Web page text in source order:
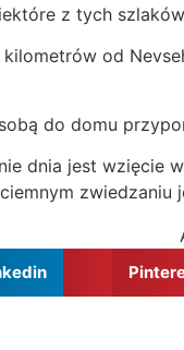
z tych
od
do domu
dnia jest wzięcie